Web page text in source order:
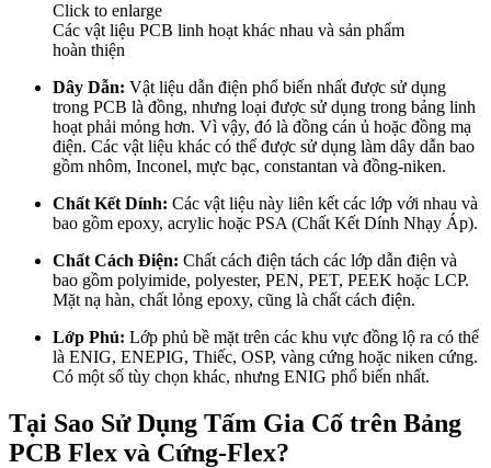
Click to enlarge
Các vật liệu PCB linh hoạt khác nhau và sản phẩm
hoàn thiện
Dây Dẫn: Vật liệu dẫn điện phổ biến nhất được sử dụng
trong PCB là đồng, nhưng loại được sử dụng trong bảng linh
hoạt phải mỏng hơn. Vì vậy, đó là đồng cán ủ hoặc đồng mạ
điện. Các vật liệu khác có thể được sử dụng làm dây dẫn bao
gồm nhôm, Inconel, mực bạc, constantan và đồng-niken.
Chất Kết Dính: Các vật liệu này liên kết các lớp với nhau và
bao gồm epoxy, acrylic hoặc PSA (Chất Kết Dính Nhạy Áp).
Chất Cách Điện: Chất cách điện tách các lớp dẫn điện và
bao gồm polyimide, polyester, PEN, PET, PEEK hoặc LCP.
Mặt nạ hàn, chất lỏng epoxy, cũng là chất cách điện.
Lớp Phủ: Lớp phủ bề mặt trên các khu vực đồng lộ ra có thể
là ENIG, ENEPIG, Thiếc, OSP, vàng cứng hoặc niken cứng.
Có một số tùy chọn khác, nhưng ENIG phổ biến nhất.
Tại Sao Sử Dụng Tấm Gia Cố trên Bảng
PCB Flex và Cứng-Flex?